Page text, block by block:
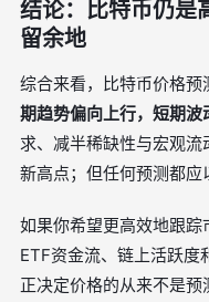
结论：比特币仍是
留余地
综合来看，比特币价格预
期趋势偏向上行，短期波
求、减半稀缺性与宏观
新高点；但任何预测都应
如果你希望更高效地跟踪
ETF资金流、链上活跃度
正决定价格的从来不是